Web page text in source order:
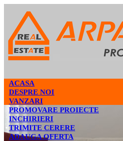
ACASA
DESPRE NOI
VANZARI
PROMOVARE PROIECTE
INCHIRIERI
TRIMITE CERERE
ADAUGA OFERTA